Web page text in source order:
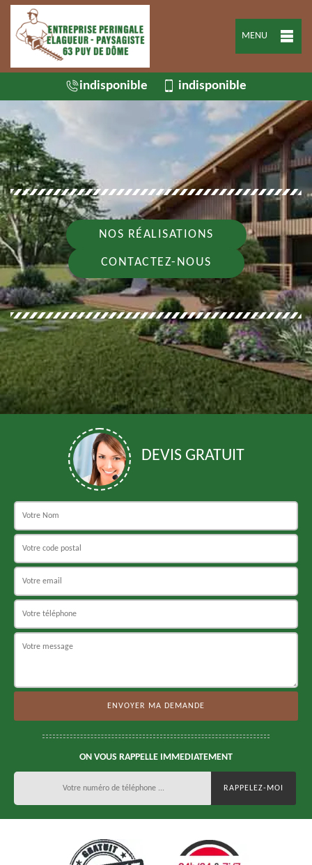
MENU
indisponible indisponible
NOS RÉALISATIONS
CONTACTEZ-NOUS
DEVIS GRATUIT
ON VOUS RAPPELLE IMMEDIATEMENT